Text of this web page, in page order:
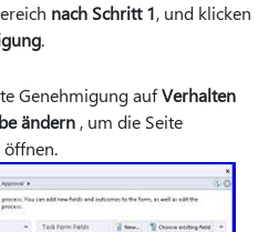
nach Schritt 1, und klicken
.
Genehmigung aufVerhalten
ändern , um die Seite